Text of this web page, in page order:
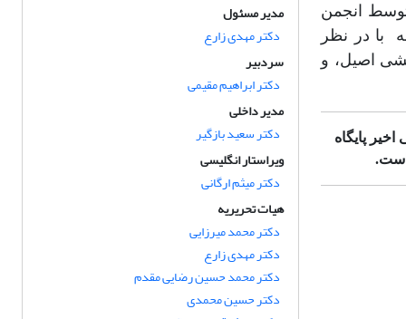
انجمن
با در نظر
اصیل، و
پایگاه
مدیر مسئول
دکتر مهدی زارع
سردبیر
دکتر ابراهیم مقیمی
مدیر داخلی
دکتر سعید بازگیر
ویراستار انگلیسی
دکتر میثم ارگانی
هیات تحریریه
دکتر محمد میرزایی
دکتر مهدی زارع
دکتر محمد حسین رضایی مقدم
دکتر حسین محمدی